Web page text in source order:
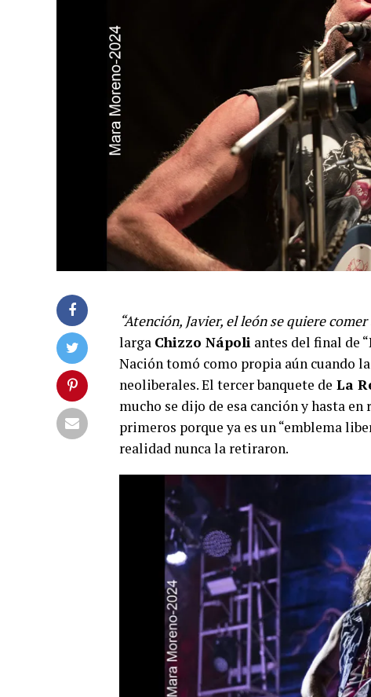
“Atención, Javier, el león se quiere
larga Chizzo Nápoli antes del final de
Nación tomó como propia aún cuando
neoliberales. El tercer banquete de La
mucho se dijo de esa canción y hasta
primeros porque ya es un “emblema
realidad nunca la retiraron.